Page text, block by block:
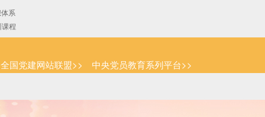
全国党建网站联盟>> 中央党员教育系列平台>>